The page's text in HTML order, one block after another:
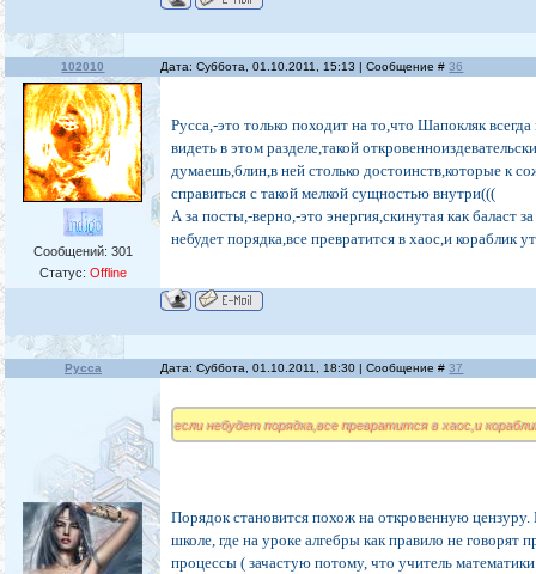
102010 Дата: Суббота, 01.10.2011, 15:13 | Сообщение #36
Сообщений: 301
Статус: Offline
Русса,-это только походит на то,что Шапокляк
видеть в этом разделе,такой
думаешь,блин,в ней столько достоинств,которые к
справиться с такой мелкой сущностью внутри(((
А за посты,-верно,-это энергия,скинутая как баласт
небудет порядка,все превратится в хаос,и кораблик
Русса Дата: Суббота, 01.10.2011, 18:30 | Сообщение #37
если небудет порядка,все превратится в хаос,и
Порядок становится похож на откровенную
школе, где на уроке алгебры как правило не говорят
процессы ( зачастую потому, что учитель